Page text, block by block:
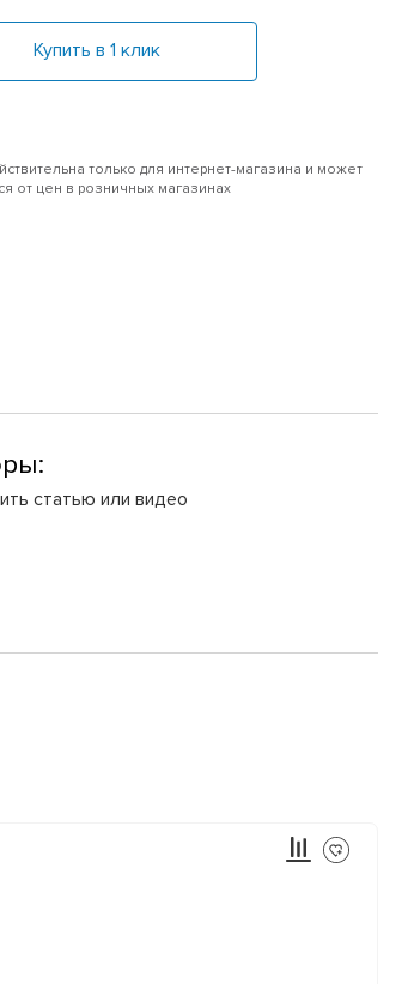
Купить в 1 клик
только для интернет-магазина и может
от цен в розничных магазинах
статью или видео